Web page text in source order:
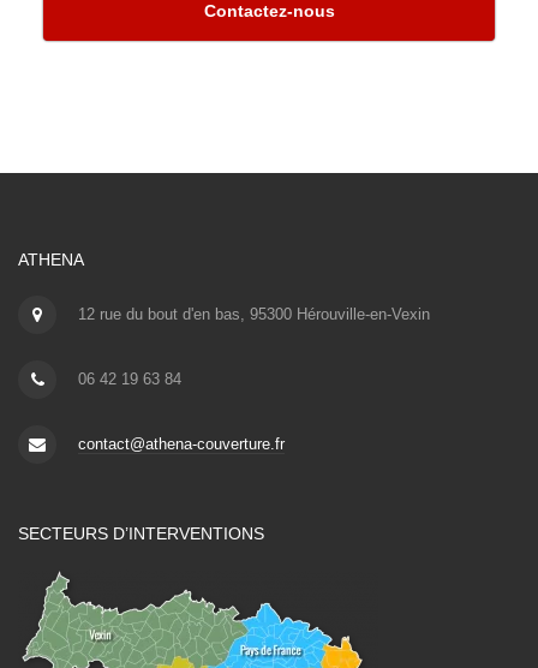
Contactez-nous
ATHENA
12 rue du bout d'en bas, 95300 Hérouville-en-Vexin
06 42 19 63 84
contact@athena-couverture.fr
SECTEURS D’INTERVENTIONS